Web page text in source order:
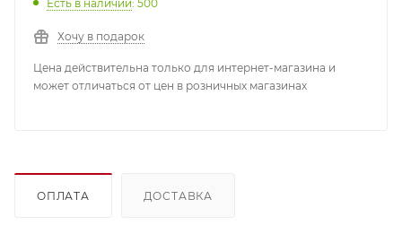
Есть в наличии: 500
Хочу в подарок
Цена действительна только для интернет-магазина и
может отличаться от цен в розничных магазинах
ОПЛАТА ДОСТАВКА